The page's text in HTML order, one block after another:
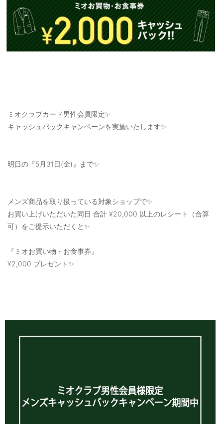
ミオクラブカード男性会員限定✨
キャッシュバックキャンペーンを実施いたします✨
明日の『5月31日(金)』まで✨
メンズ商品を取り扱っている対象ショップで✨
お買い上げいただいた同日 合計 ¥20,000 以上のレシート（合算
可）をご提示いただくと✨
『ミオお買い物・お食事券』
¥2,000 プレゼント✨